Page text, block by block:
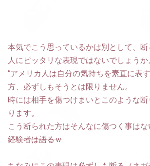
本気でこう思っているかは別として、
人にピッタリな表現ではないでしょうか
“アメリカ人は自分の気持ちを素直に表
方、必ずしもそうとは限りません。
時には相手を傷つけまいとこのような
ります。
こう断られた方はそんなに傷つく事はな
経験者は語るｗ